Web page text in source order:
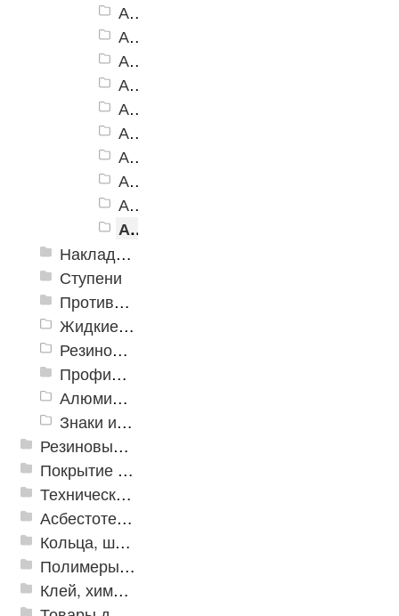
Алюминиевый угол-порог АУ-160, темно-коричневый
Алюминиевый угол-порог АУ-160, коричневый
Алюминиевый угол-порог АУ-160, серый
Алюминиевый угол-порог АУ-160, бежевый
Алюминиевый угол-порог АУ-160, желтый
Алюминиевый угол-порог АУ-160, белый
Алюминиевый угол-порог АУ-160, голубой
Алюминиевый угол-порог АУ-160, синий
Алюминиевый угол-порог АУ-160, красный
Алюминиевый угол-порог АУ-160, зеленый
Накладки противоскользящие резиновые
Ступени
Противоскользящие ленты
Жидкие противоскользящие средства
Резиновый профиль с алюминиевой вставкой «NoSlip»
Профили закладные
Алюминиевый профиль для ленты
Знаки из полистирола для разметки пола
Резиновые и ПВХ дорожки
Покрытие из резиновой крошки
Техническая резина
Асбестотехнические и теплоизоляционные материалы
Кольца, шайбы, манжеты
Полимеры и пластики
Клей, химия, сопутствующие товары